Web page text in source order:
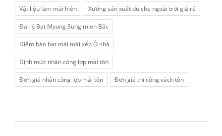
Vật liệu làm mái hiên Xưởng sản xuất dù che ngoài trời giá rẻ
Đai lý Bạt Myung Sung mien Bắc
Điểm bán bạt mái mái xếp Ô nhà
Định mức nhân công lợp mái tôn
Đơn giá nhân công lợp mái tôn Đơn giá thi công vách tôn